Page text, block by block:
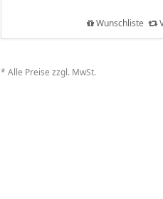
Wunschliste
* Alle Preise zzgl. MwSt.